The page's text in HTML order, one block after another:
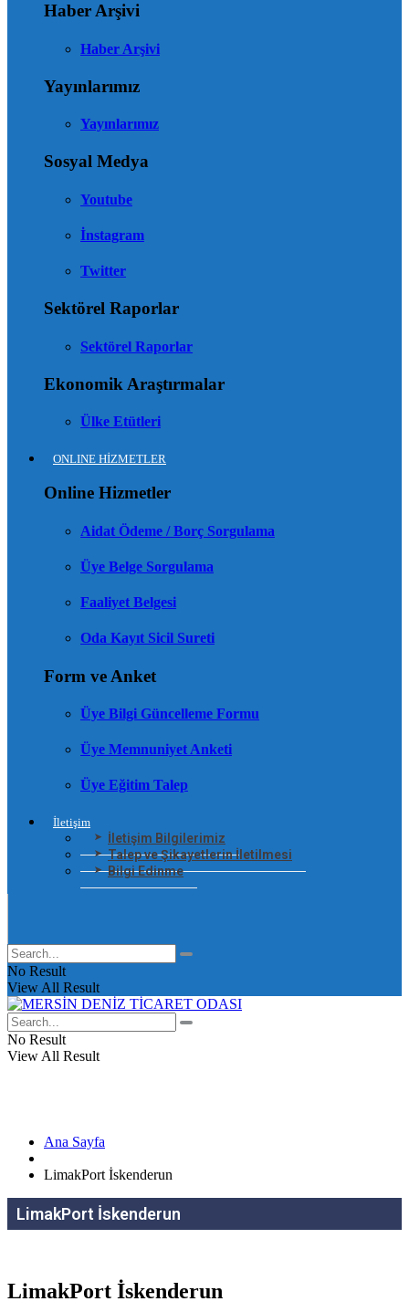
Haber Arşivi
Haber Arşivi
Yayınlarımız
Yayınlarımız
Sosyal Medya
Youtube
İnstagram
Twitter
Sektörel Raporlar
Sektörel Raporlar
Ekonomik Araştırmalar
Ülke Etütleri
ONLINE HİZMETLER
Online Hizmetler
Aidat Ödeme / Borç Sorgulama
Üye Belge Sorgulama
Faaliyet Belgesi
Oda Kayıt Sicil Sureti
Form ve Anket
Üye Bilgi Güncelleme Formu
Üye Memnuniyet Anketi
Üye Eğitim Talep
İletişim
İletişim Bilgilerimiz
Talep ve Şikayetlerin İletilmesi
Bilgi Edinme
No Result
View All Result
No Result
View All Result
Ana Sayfa
LimakPort İskenderun
LimakPort İskenderun
LimakPort İskenderun